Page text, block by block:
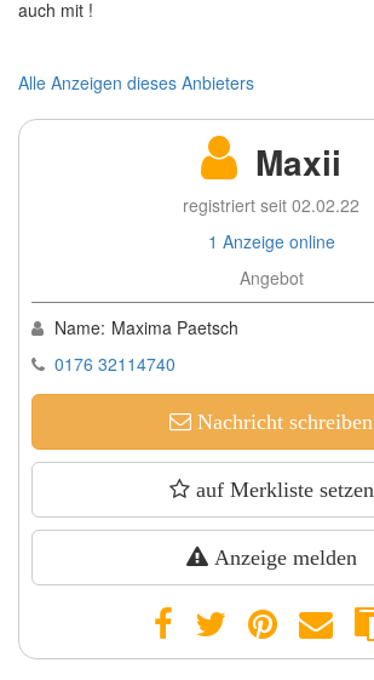
auch mit !
Alle Anzeigen dieses Anbieters
Maxii
registriert seit 02.02.22
1 Anzeige online
Angebot
Name: Maxima Paetsch
0176 32114740
Nachricht schreiben
auf Merkliste setzen
Anzeige melden